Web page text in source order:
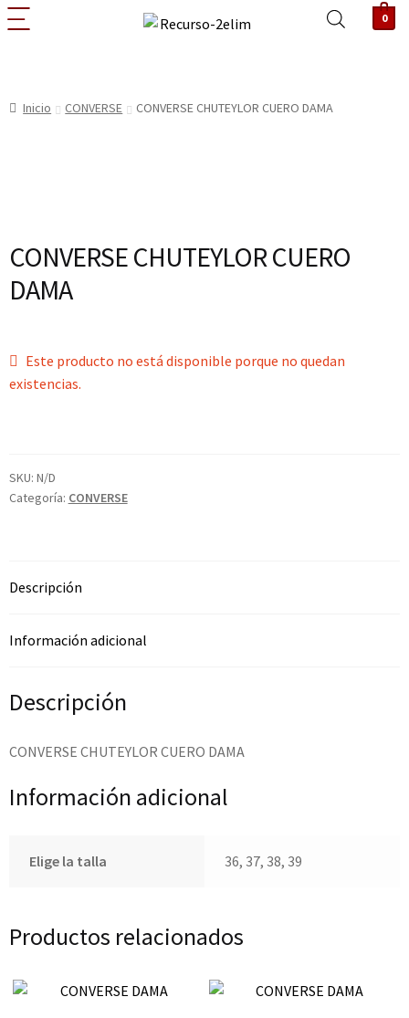
0
Inicio CONVERSE CONVERSE CHUTEYLOR CUERO DAMA
CONVERSE CHUTEYLOR CUERO
DAMA
Este producto no está disponible porque no quedan
existencias.
SKU: N/D
Categoría: CONVERSE
Descripción
Información adicional
Descripción
CONVERSE CHUTEYLOR CUERO DAMA
Información adicional
Elige la talla 36, 37, 38, 39
Productos relacionados